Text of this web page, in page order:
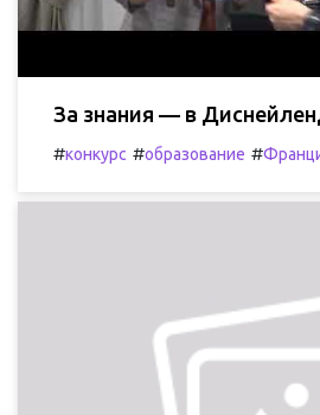
За знания — в
#конкурс #образование #